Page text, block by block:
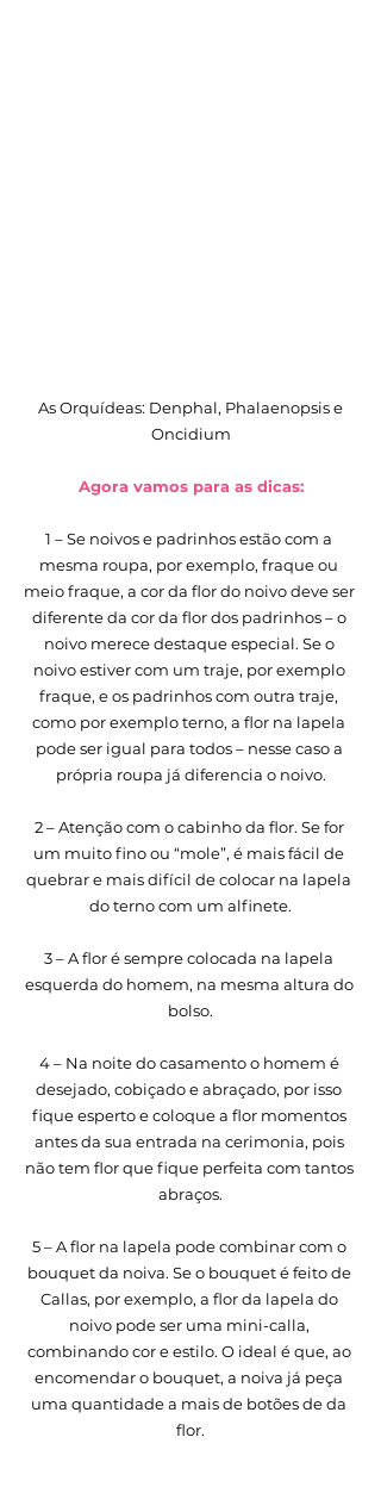
Oncidium
Agora vamos para as dicas:
1 – Se noivos e padrinhos estão com a
mesma roupa, por exemplo, fraque ou
meio fraque, a cor da flor do noivo deve ser
diferente da cor da flor dos padrinhos – o
noivo merece destaque especial. Se o
noivo estiver com um traje, por exemplo
fraque, e os padrinhos com outra traje,
como por exemplo terno, a flor na lapela
pode ser igual para todos – nesse caso a
própria roupa já diferencia o noivo.
2 – Atenção com o cabinho da flor. Se for
um muito fino ou “mole”, é mais fácil de
quebrar e mais difícil de colocar na lapela
do terno com um alfinete.
3 – A flor é sempre colocada na lapela
esquerda do homem, na mesma altura do
bolso.
4 – Na noite do casamento o homem é
desejado, cobiçado e abraçado, por isso
fique esperto e coloque a flor momentos
antes da sua entrada na cerimonia, pois
não tem flor que fique perfeita com tantos
abraços.
5 – A flor na lapela pode combinar com o
bouquet da noiva. Se o bouquet é feito de
Callas, por exemplo, a flor da lapela do
noivo pode ser uma mini-calla,
combinando cor e estilo. O ideal é que, ao
encomendar o bouquet, a noiva já peça
uma quantidade a mais de botões de da
flor.